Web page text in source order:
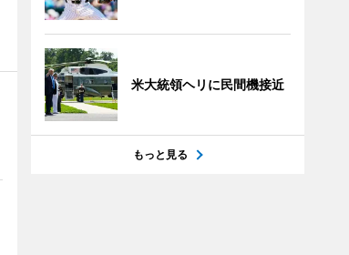
米大統領ヘリに民間機接近
もっと見る